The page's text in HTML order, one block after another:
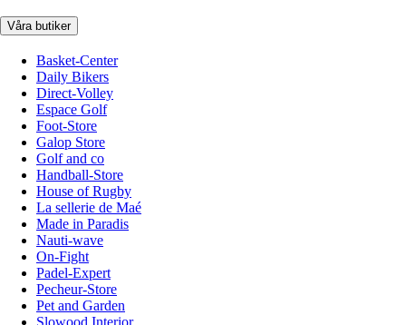
Våra butiker
Basket-Center
Daily Bikers
Direct-Volley
Espace Golf
Foot-Store
Galop Store
Golf and co
Handball-Store
House of Rugby
La sellerie de Maé
Made in Paradis
Nauti-wave
On-Fight
Padel-Expert
Pecheur-Store
Pet and Garden
Slowood Interior